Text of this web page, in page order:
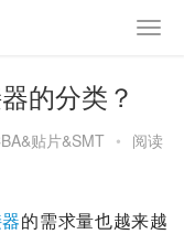
的分类？
贴片&SMT • 阅读
的需求量也越来越